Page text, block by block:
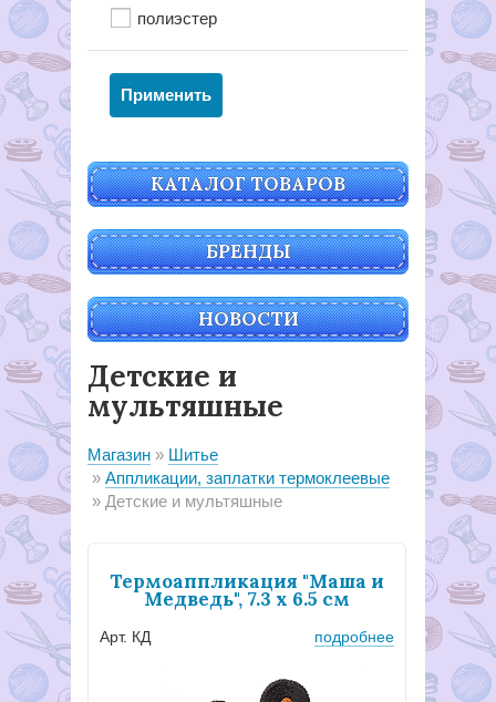
полиэстер
КАТАЛОГ ТОВАРОВ
БРЕНДЫ
НОВОСТИ
Детские и
мультяшные
Магазин
Шитье
Аппликации, заплатки термоклеевые
Детские и мультяшные
Термоаппликация "Маша и
Медведь", 7.3 х 6.5 см
Арт. КД подробнее